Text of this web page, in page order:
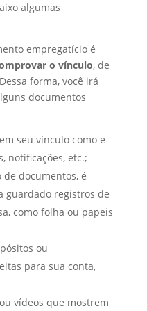
algumas
empregatício é
o vínculo, de
forma, você irá
documentos
seu vínculo como e-
notificações, etc.;
documentos, é
guardado registros de
como folha ou papeis
ou
para sua conta,
vídeos que mostrem